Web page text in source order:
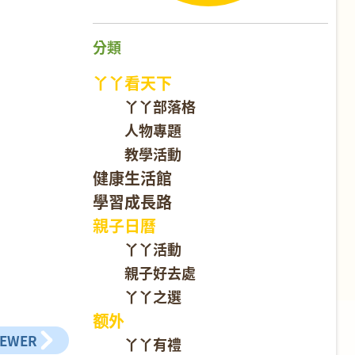
分類
丫丫看天下
丫丫部落格
人物專題
教學活動
健康生活館
學習成長路
親子日曆
丫丫活動
親子好去處
丫丫之選
额外
丫丫有禮